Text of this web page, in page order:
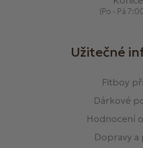
(Po - Pá
Užitečné
Fitboy
Dárkové
Hodnocení
Dopravy a